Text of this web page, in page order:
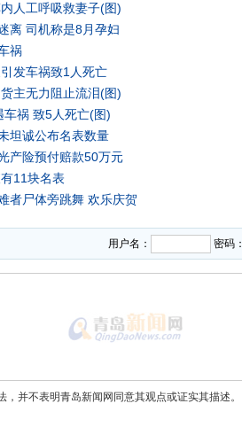
人工呼吸救妻子(图)
离 司机称是8月孕妇
祸
发车祸致1人死亡
主无力阻止流泪(图)
祸 致5人死亡(图)
坦诚公布名表数量
产险预付赔款50万元
11块名表
者尸体旁跳舞 欢乐庆贺
用户名： 密码：
，并不表明青岛新闻网同意其观点或证实其描述。